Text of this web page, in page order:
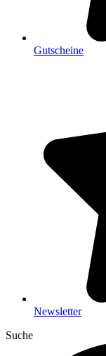
Gutscheine
Newsletter
Suche